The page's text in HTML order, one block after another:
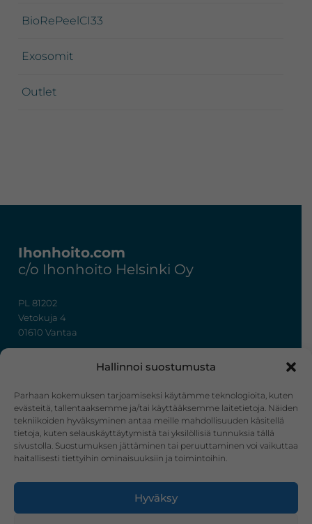
Hallinnoi suostumusta
Parhaan kokemuksen tarjoamiseksi käytämme teknologioita, kuten
evästeitä, tallentaaksemme ja/tai käyttääksemme laitetietoja. Näiden
tekniikoiden hyväksyminen antaa meille mahdollisuuden käsitellä
tietoja, kuten selauskäyttäytymistä tai yksilöllisiä tunnuksia tällä
sivustolla. Suostumuksen jättäminen tai peruuttaminen voi vaikuttaa
haitallisesti tiettyihin ominaisuuksiin ja toimintoihin.
Hyväksy
BioRePeelCI33
Exosomit
Outlet
Ihonhoito.com
c/o Ihonhoito Helsinki Oy
PL 81202
Vetokuja 4
01610 Vantaa
info@ihonhoito.com
Facebook Instagram
Verkkokauppa